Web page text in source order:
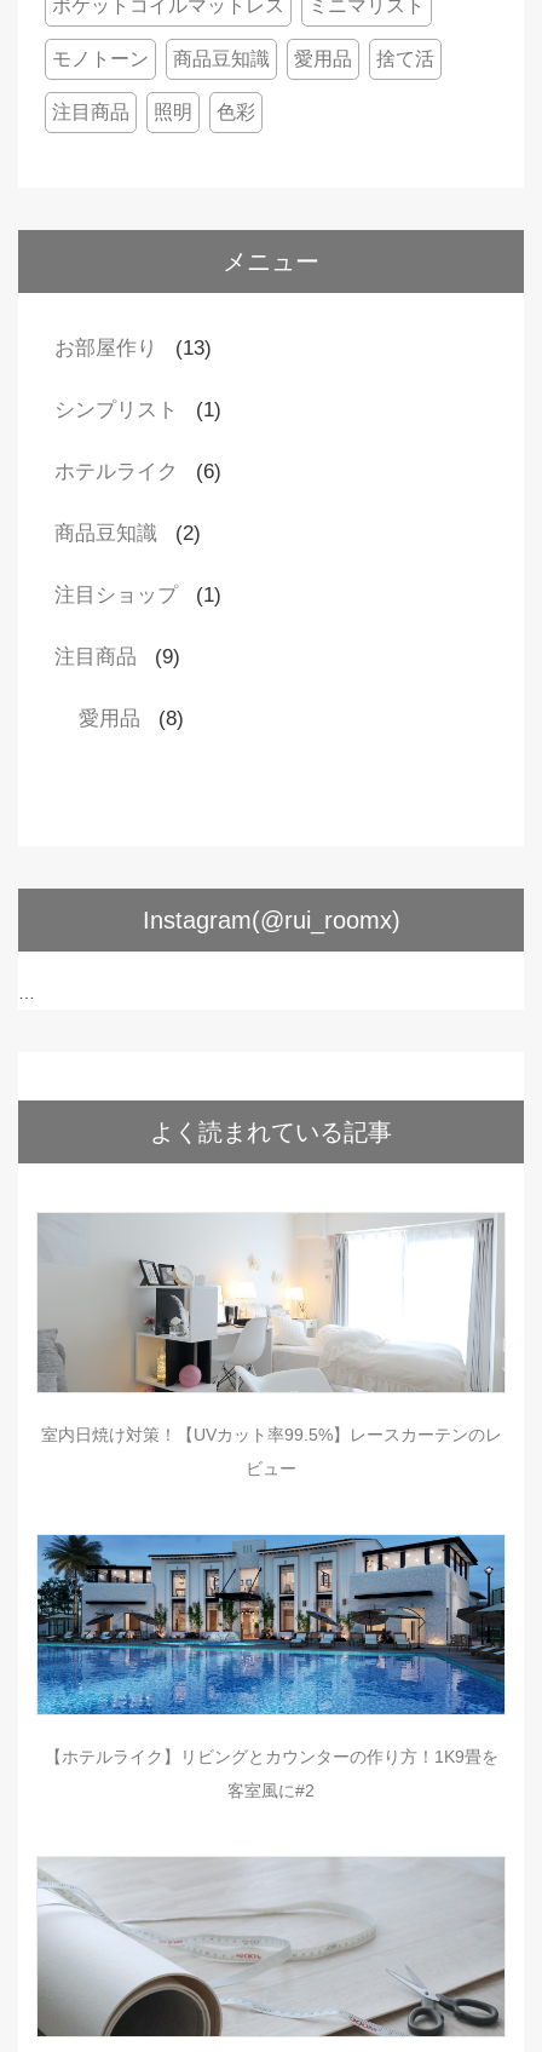
ポケットコイルマットレス ミニマリスト
モノトーン 商品豆知識 愛用品 捨て活
注目商品 照明 色彩
メニュー
お部屋作り (13)
シンプリスト (1)
ホテルライク (6)
商品豆知識 (2)
注目ショップ (1)
注目商品 (9)
愛用品 (8)
Instagram(@rui_roomx)
よく読まれている記事
室内日焼け対策！【UVカット率99.5%】レースカーテンのレ
ビュー
【ホテルライク】リビングとカウンターの作り方！1K9畳を
客室風に#2